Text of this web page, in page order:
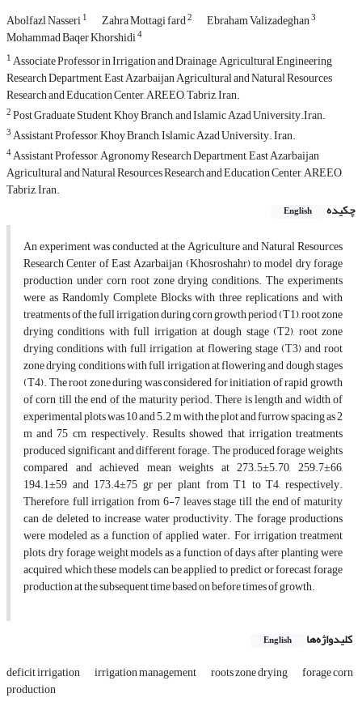
Abolfazl Nasseri1 Zahra Mottagi fard2 Ebraham Valizadeghan3
Mohammad Baqer Khorshidi4
1Associate Professor in Irrigation and Drainage, Agricultural Engineering
Research Department, East Azarbaijan Agricultural and Natural Resources
Research and Education Center, AREEO, Tabriz, Iran.
2Post Graduate Student, Khoy Branch, and Islamic Azad University.Iran.
3Assistant Professor, Khoy Branch, Islamic Azad University. Iran.
4Assistant Professor, Agronomy Research Department, East Azarbaijan
Agricultural and Natural Resources Research and Education Center, AREEO,
Tabriz, Iran.
چکیده
English
An experiment was conducted at the Agriculture and Natural Resources
Research Center of East Azarbaijan (Khosroshahr) to model dry forage
production under corn root zone drying conditions. The experiments
were as Randomly Complete Blocks with three replications and with
treatments of the full irrigation during corn growth period (T1), root zone
drying conditions with full irrigation at dough stage (T2), root zone
drying conditions with full irrigation at flowering stage (T3) and root
zone drying conditions with full irrigation at flowering and dough stages
(T4). The root zone during was considered for initiation of rapid growth
of corn till the end of the maturity period. There is length and width of
experimental plots was 10 and 5.2 m with the plot and furrow spacing as 2
m and 75 cm, respectively. Results showed that irrigation treatments
produced significant and different forage. The produced forage weights
compared and achieved mean weights at 273.5±5.70, 259.7±66,
194.1±59 and 173.4±75 gr per plant from T1 to T4, respectively.
Therefore, full irrigation from 6-7 leaves stage till the end of maturity
can de deleted to increase water productivity. The forage productions
were modeled as a function of applied water. For irrigation treatment
plots, dry forage weight models as a function of days after planting were
acquired which these models can be applied to predict or forecast forage
production at the subsequent time based on before times of growth.
کلیدواژه‌ها English
deficit irrigation irrigation management roots zone drying forage corn
production